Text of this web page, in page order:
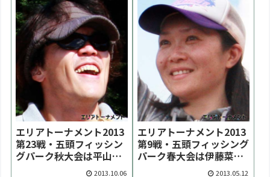
エリアトーナメント2013
第23戦・五頭フィッシン
グパーク秋大会は平山直
人選手が優勝【大会結
2013.10.06
エリアトーナメント2013
第9戦・五頭フィッシング
パーク春大会は伊藤菜穂
子選手が優勝【大会結
2013.05.12